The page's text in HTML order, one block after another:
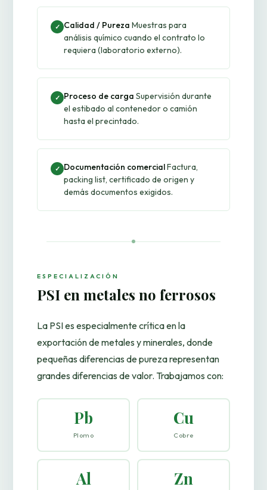
✓ Calidad / Pureza Muestras para
análisis químico cuando el contrato lo
requiera (laboratorio externo).
✓ Proceso de carga Supervisión durante
el estibado al contenedor o camión
hasta el precintado.
✓ Documentación comercialFactura,
packing list, certificado de origen y
demás documentos exigidos.
ESPECIALIZACIÓN
PSI en metales no ferrosos
La PSI es especialmente crítica en la
exportación de metales y minerales, donde
pequeñas diferencias de pureza representan
grandes diferencias de valor. Trabajamos con:
Pb
Plomo
Cu
Cobre
Al Zn